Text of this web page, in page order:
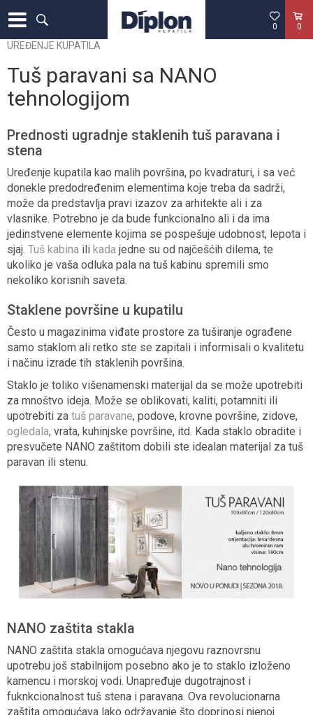
0
0
UREĐENJE KUPATILA
Tuš paravani sa NANO
tehnologijom
Prednosti ugradnje staklenih tuš paravana i
stena
Uređenje kupatila kao malih površina, po kvadraturi, i sa već
donekle predodređenim elementima koje treba da sadrži,
može da predstavlja pravi izazov za arhitekte ali i za
vlasnike. Potrebno je da bude funkcionalno ali i da ima
jedinstvene elemente kojima se pospešuje udobnost, lepota i
sjaj. Tuš kabina ili kada jedne su od najčešćih dilema, te
ukoliko je vaša odluka pala na tuš kabinu spremili smo
nekoliko korisnih saveta.
Staklene površine u kupatilu
Često u magazinima viđate prostore za tuširanje ograđene
samo staklom ali retko ste se zapitali i informisali o kvalitetu
i načinu izrade tih staklenih površina.
Staklo je toliko višenamenski materijal da se može upotrebiti
za mnoštvo ideja. Može se oblikovati, kaliti, potamniti ili
upotrebiti za tuš paravane, podove, krovne površine, zidove,
ogledala, vrata, kuhinjske površine, itd. Kada staklo obradite i
presvučete NANO zaštitom dobili ste idealan materijal za tuš
paravan ili stenu.
NANO zaštita stakla
NANO zaštita stakla omogućava njegovu raznovrsnu
upotrebu još stabilnijom posebno ako je to staklo izloženo
kamencu i morskoj vodi. Unapređuje dugotrajnost i
fuknkcionalnost tuš stena i paravana. Ova revolucionarna
zaštita omogućava lako održavanje što doprinosi njenoj